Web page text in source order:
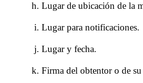
Lugar de ubicación de la
Lugar para notificaciones.
Lugar y fecha.
Firma del obtentor o de su